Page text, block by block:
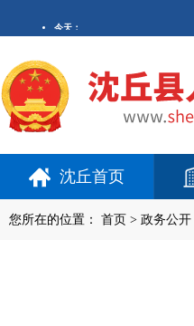
沈丘首页
您所在的位置： 首页 > 政务公开